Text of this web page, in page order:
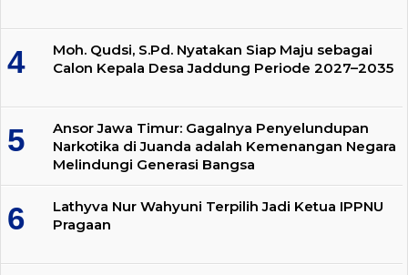
Moh. Qudsi, S.Pd. Nyatakan Siap Maju sebagai
Calon Kepala Desa Jaddung Periode 2027–2035
Ansor Jawa Timur: Gagalnya Penyelundupan
Narkotika di Juanda adalah Kemenangan Negara
Melindungi Generasi Bangsa
Lathyva Nur Wahyuni Terpilih Jadi Ketua IPPNU
Pragaan